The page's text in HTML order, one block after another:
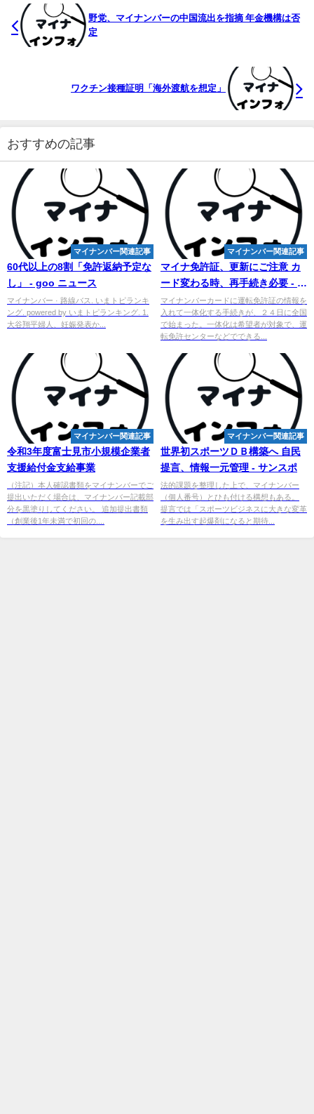
野党、 マイナンバーの中国流出を指摘 年金機構は否
定
ワクチン接種証明「海外渡航を想定」
おすすめの記事
マイナンバー関連記事
60代以上の8割「免許返納予定な
し」 - goo ニュース
マイナンバー · 路線バス. いまトピランキ
ング. powered by いまトピランキング. 1.
大谷翔平婦人、妊娠発表か...
マイナンバー関連記事
マイナ免許証、更新にご注意 カ
ード変わる時、再手続き必要 - 朝
日新聞
マイナンバーカードに運転免許証の情報を
入れて一体化する手続きが、２４日に全国
で始まった。一体化は希望者が対象で、運
転免許センターなどでできる...
マイナンバー関連記事
令和3年度富士見市小規模企業者
支援給付金支給事業
（注記）本人確認書類をマイナンバーでご
提出いただく場合は、マイナンバー記載部
分を黒塗りしてください。 追加提出書類
（創業後1年未満で初回の....
マイナンバー関連記事
世界初スポーツＤＢ構築へ 自民
提言、情報一元管理 - サンスポ
法的課題を整理した上で、マイナンバー
（個人番号）とひも付ける構想もある。
提言では「スポーツビジネスに大きな変革
を生み出す起爆剤になると期待...